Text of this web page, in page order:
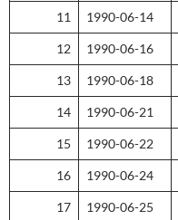
11 1990-06-14
12 1990-06-16
13 1990-06-18
14 1990-06-21
15 1990-06-22
16 1990-06-24
17 1990-06-25